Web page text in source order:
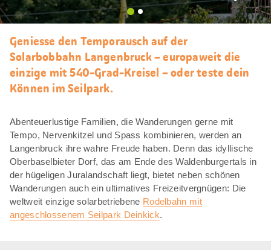
Als
Geniesse den Temporausch auf der
Solarbobbahn Langenbruck – europaweit die
einzige mit 540-Grad-Kreisel – oder teste dein
Können im Seilpark.
Abenteuerlustige Familien, die Wanderungen gerne mit
Tempo, Nervenkitzel und Spass kombinieren, werden an
Langenbruck ihre wahre Freude haben. Denn das idyllische
Oberbaselbieter Dorf, das am Ende des Waldenburgertals in
der hügeligen Juralandschaft liegt, bietet neben schönen
Wanderungen auch ein ultimatives Freizeitvergnügen: Die
weltweit einzige solarbetriebene Rodelbahn mit
angeschlossenem Seilpark Deinkick.